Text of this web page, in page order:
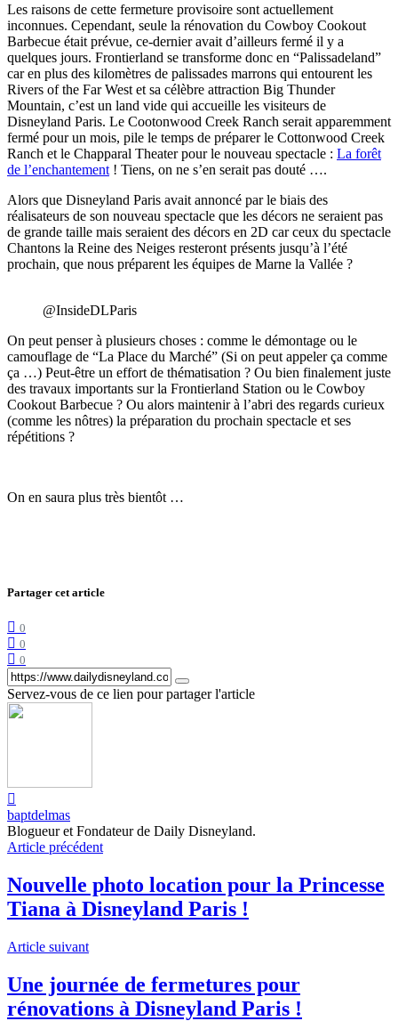
Les raisons de cette fermeture provisoire sont actuellement
inconnues. Cependant, seule la rénovation du Cowboy Cookout
Barbecue était prévue, ce-dernier avait d’ailleurs fermé il y a
quelques jours. Frontierland se transforme donc en “Palissadeland”
car en plus des kilomètres de palissades marrons qui entourent les
Rivers of the Far West et sa célèbre attraction Big Thunder
Mountain, c’est un land vide qui accueille les visiteurs de
Disneyland Paris. Le Cootonwood Creek Ranch serait apparemment
fermé pour un mois, pile le temps de préparer le Cottonwood Creek
Ranch et le Chapparal Theater pour le nouveau spectacle : La forêt
de l’enchantement ! Tiens, on ne s’en serait pas douté ….
Alors que Disneyland Paris avait annoncé par le biais des
réalisateurs de son nouveau spectacle que les décors ne seraient pas
de grande taille mais seraient des décors en 2D car ceux du spectacle
Chantons la Reine des Neiges resteront présents jusqu’à l’été
prochain, que nous préparent les équipes de Marne la Vallée ?
@InsideDLParis
On peut penser à plusieurs choses : comme le démontage ou le
camouflage de “La Place du Marché” (Si on peut appeler ça comme
ça …) Peut-être un effort de thématisation ? Ou bien finalement juste
des travaux importants sur la Frontierland Station ou le Cowboy
Cookout Barbecue ? Ou alors maintenir à l’abri des regards curieux
(comme les nôtres) la préparation du prochain spectacle et ses
répétitions ?
On en saura plus très bientôt …
Partager cet article
0
0
0
Servez-vous de ce lien pour partager l'article
baptdelmas
Blogueur et Fondateur de Daily Disneyland.
Article précédent
Nouvelle photo location pour la Princesse
Tiana à Disneyland Paris !
Article suivant
Une journée de fermetures pour
rénovations à Disneyland Paris !